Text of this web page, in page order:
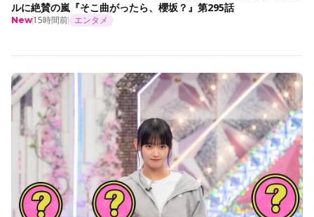
ルに絶賛の嵐『そこ曲がったら、櫻坂？』第295話
New15時間前 エンタメ